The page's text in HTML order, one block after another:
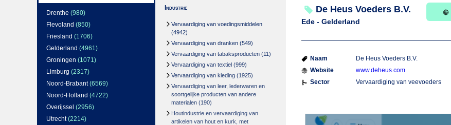
Drenthe (980)
Flevoland (850)
Friesland (1706)
Gelderland (4961)
Groningen (1071)
Limburg (2317)
Noord-Brabant(6569)
Noord-Holland (4722)
Overijssel (2956)
Utrecht(2214)
Industrie
Vervaardiging van voedingsmiddelen
(4942)
Vervaardiging van dranken (549)
Vervaardiging van tabaksproducten (11)
Vervaardiging van textiel (999)
Vervaardiging van kleding (1925)
Vervaardiging van leer, lederwaren en
soortgelijke producten van andere
materialen (190)
Houtindustrie en vervaardiging van
artikelen van hout en kurk, met
De Heus Voeders B.V.
Ede - Gelderland
Naam
De Heus Voeders B.V.
Website
www.deheus.com
Sector
Vervaardiging van veevoeders